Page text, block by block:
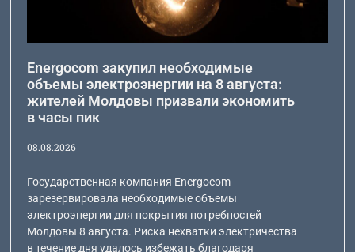
Energocom закупил необходимые
объемы электроэнергии на 8 августа:
жителей Молдовы призвали экономить
в часы пик
08.08.2026
Государственная компания Energocom
зарезервировала необходимые объемы
электроэнергии для покрытия потребностей
Молдовы 8 августа. Риска нехватки электричества
в течение дня удалось избежать благодаря